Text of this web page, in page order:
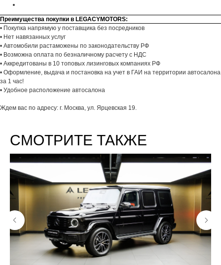
Преимущества покупки в LEGACYMOTORS:
• Покупка напрямую у поставщика без посредников
• Нет навязанных услуг
• Автомобили растаможены по законодательству РФ
• Возможна оплата по безналичному расчету с НДС
• Аккредитованы в 10 топовых лизинговых компаниях РФ
• Оформление, выдача и постановка на учет в ГАИ на территории автосалона
за 1 час!
• Удобное расположение автосалона
Ждем вас по адресу: г. Москва, ул. Ярцевская 19.
СМОТРИТЕ ТАКЖЕ